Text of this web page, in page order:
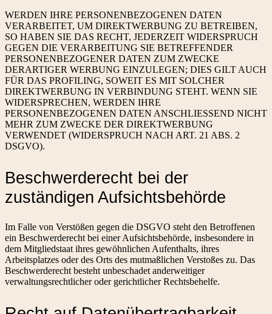
WERDEN IHRE PERSONENBEZOGENEN DATEN
VERARBEITET, UM DIREKTWERBUNG ZU BETREIBEN,
SO HABEN SIE DAS RECHT, JEDERZEIT WIDERSPRUCH
GEGEN DIE VERARBEITUNG SIE BETREFFENDER
PERSONENBEZOGENER DATEN ZUM ZWECKE
DERARTIGER WERBUNG EINZULEGEN; DIES GILT AUCH
FÜR DAS PROFILING, SOWEIT ES MIT SOLCHER
DIREKTWERBUNG IN VERBINDUNG STEHT. WENN SIE
WIDERSPRECHEN, WERDEN IHRE
PERSONENBEZOGENEN DATEN ANSCHLIESSEND NICHT
MEHR ZUM ZWECKE DER DIREKTWERBUNG
VERWENDET (WIDERSPRUCH NACH ART. 21 ABS. 2
DSGVO).
Beschwerde­recht bei der
zuständigen Aufsichts­behörde
Im Falle von Verstößen gegen die DSGVO steht den Betroffenen
ein Beschwerderecht bei einer Aufsichtsbehörde, insbesondere in
dem Mitgliedstaat ihres gewöhnlichen Aufenthalts, ihres
Arbeitsplatzes oder des Orts des mutmaßlichen Verstoßes zu. Das
Beschwerderecht besteht unbeschadet anderweitiger
verwaltungsrechtlicher oder gerichtlicher Rechtsbehelfe.